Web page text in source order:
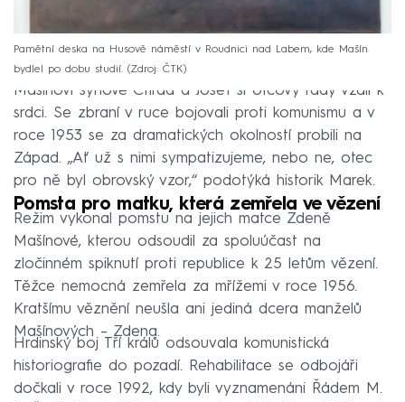
Pamětní deska na Husově náměstí v Roudnici nad Labem, kde Mašín
bydlel po dobu studií.
Zdroj: ČTK
Mašínovi synové Ctirad a Josef si otcovy rady vzali k
srdci. Se zbraní v ruce bojovali proti komunismu a v
roce 1953 se za dramatických okolností probili na
Západ. „Ať už s nimi sympatizujeme, nebo ne, otec
pro ně byl obrovský vzor,“ podotýká historik Marek.
Pomsta pro matku, která zemřela ve vězení
Režim vykonal pomstu na jejich matce Zdeně
Mašínové, kterou odsoudil za spoluúčast na
zločinném spiknutí proti republice k 25 letům vězení.
Těžce nemocná zemřela za mřížemi v roce 1956.
Kratšímu věznění neušla ani jediná dcera manželů
Mašínových – Zdena.
Hrdinský boj Tří králů odsouvala komunistická
historiografie do pozadí. Rehabilitace se odbojáři
dočkali v roce 1992, kdy byli vyznamenáni Řádem M.